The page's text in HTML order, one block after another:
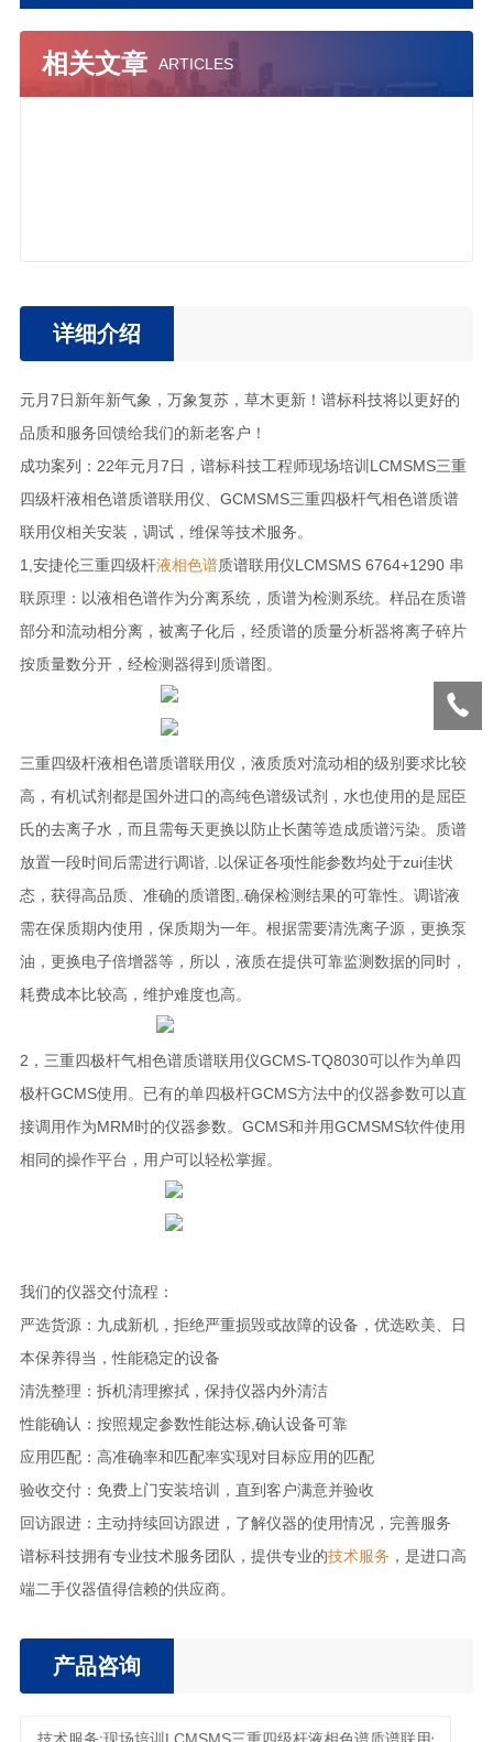
相关文章 ARTICLES
详细介绍
元月7日新年新气象，万象复苏，草木更新！谱标科技将以更好的
品质和服务回馈给我们的新老客户！
成功案列：22年元月7日，谱标科技工程师现场培训LCMSMS三重
四级杆液相色谱质谱联用仪、GCMSMS三重四极杆气相色谱质谱
联用仪相关安装，调试，维保等技术服务。
1,安捷伦三重四级杆液相色谱质谱联用仪LCMSMS 6764+1290 串
联原理：以液相色谱作为分离系统，质谱为检测系统。样品在质谱
部分和流动相分离，被离子化后，经质谱的质量分析器将离子碎片
按质量数分开，经检测器得到质谱图。
三重四级杆液相色谱质谱联用仪，液质质对流动相的级别要求比较
高，有机试剂都是国外进口的高纯色谱级试剂，水也使用的是屈臣
氏的去离子水，而且需每天更换以防止长菌等造成质谱污染。质谱
放置一段时间后需进行调谐, .以保证各项性能参数均处于zui佳状
态，获得高品质、准确的质谱图,.确保检测结果的可靠性。调谐液
需在保质期内使用，保质期为一年。根据需要清洗离子源，更换泵
油，更换电子倍增器等，所以，液质在提供可靠监测数据的同时，
耗费成本比较高，维护难度也高。
2，三重四极杆气相色谱质谱联用仪GCMS-TQ8030可以作为单四
极杆GCMS使用。已有的单四极杆GCMS方法中的仪器参数可以直
接调用作为MRM时的仪器参数。GCMS和并用GCMSMS软件使用
相同的操作平台，用户可以轻松掌握。
我们的仪器交付流程：
严选货源：九成新机，拒绝严重损毁或故障的设备，优选欧美、日
本保养得当，性能稳定的设备
清洗整理：拆机清理擦拭，保持仪器内外清洁
性能确认：按照规定参数性能达标,确认设备可靠
应用匹配：高准确率和匹配率实现对目标应用的匹配
验收交付：免费上门安装培训，直到客户满意并验收
回访跟进：主动持续回访跟进，了解仪器的使用情况，完善服务
谱标科技拥有专业技术服务团队，提供专业的技术服务 ，是进口高
端二手仪器值得信赖的供应商。
产品咨询